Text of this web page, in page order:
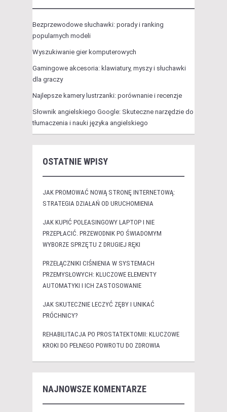
Bezprzewodowe słuchawki: porady i ranking
popularnych modeli
Wyszukiwanie gier komputerowych
Gamingowe akcesoria: klawiatury, myszy i słuchawki
dla graczy
Najlepsze kamery lustrzanki: porównanie i recenzje
Słownik angielskiego Google: Skuteczne narzędzie do
tłumaczenia i nauki języka angielskiego
OSTATNIE WPISY
JAK PROMOWAĆ NOWĄ STRONĘ INTERNETOWĄ:
STRATEGIA DZIAŁAŃ OD URUCHOMIENIA
JAK KUPIĆ POLEASINGOWY LAPTOP I NIE
PRZEPŁACIĆ. PRZEWODNIK PO ŚWIADOMYM
WYBORZE SPRZĘTU Z DRUGIEJ RĘKI
PRZEŁĄCZNIKI CIŚNIENIA W SYSTEMACH
PRZEMYSŁOWYCH: KLUCZOWE ELEMENTY
AUTOMATYKI I ICH ZASTOSOWANIE
JAK SKUTECZNIE LECZYĆ ZĘBY I UNIKAĆ
PRÓCHNICY?
REHABILITACJA PO PROSTATEKTOMII: KLUCZOWE
KROKI DO PEŁNEGO POWROTU DO ZDROWIA
NAJNOWSZE KOMENTARZE